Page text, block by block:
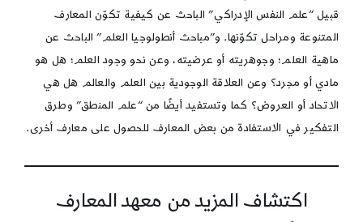
قبيل “علم النفس الإدراكي” الباحث عن كيفية تكوّن المعارف
المتنوعة ومراحل تكوّنها. و”مباحث أنطولوجيا العلم” الباحث عن
ماهية العلم؛ وجوهريته أو عرضيته، وعن نحو وجود العلم؛ هل هو
مادي أو مجرد؟ وعن العلاقة الوجودية بين العلم والعالم هل هي
الاتحاد أو العروض؟ كما وتستفيد أيضًا من “علم المنطق” وطرق
التفكير في الاستفادة من بعض المعارف للحصول على معارف أخرى.
اكتشاف المزيد من معهد المعارف